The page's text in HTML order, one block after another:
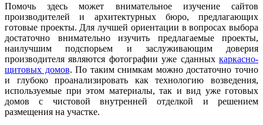
Помочь здесь может внимательное изучение сайтов
производителей и архитектурных бюро, предлагающих
готовые проекты. Для лучшей ориентации в вопросах выбора
достаточно внимательно изучить предлагаемые проекты,
наилучшим подспорьем и заслуживающим доверия
производителя являются фотографии уже сданных каркасно-
щитовых домов. По таким снимкам можно достаточно точно
и глубоко проанализировать как технологию возведения,
используемые при этом материалы, так и вид уже готовых
домов с чистовой внутренней отделкой и решением
размещения на участке.